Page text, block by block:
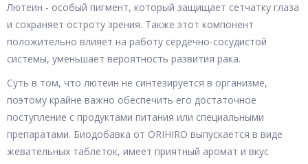
Лютеин - особый пигмент, который защищает сетчатку глаза
и сохраняет остроту зрения. Также этот компонент
положительно влияет на работу сердечно-сосудистой
системы, уменьшает вероятность развития рака.
Суть в том, что лютеин не синтезируется в организме,
поэтому крайне важно обеспечить его достаточное
поступление с продуктами питания или специальными
препаратами. Биодобавка от ORIHIRO выпускается в виде
жевательных таблеток, имеет приятный аромат и вкус